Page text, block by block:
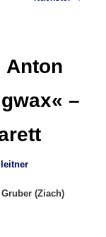
Anton
–
(Ziach)